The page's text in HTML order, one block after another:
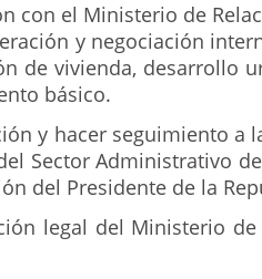
con el Ministerio de
y negociación
de vivienda, desarrollo
básico.
y hacer seguimiento a
Sector Administrativo
del Presidente de la
legal del Ministerio